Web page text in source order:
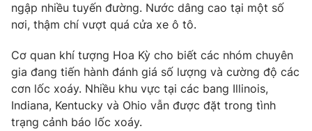
Giấy phép hoạt động báo in và báo điện tử số 483/GP-BTTTT
cấp ngày 29/12/2023
Tổng Biên tập:Vũ Thanh Thủy
Phó Tổng Biên tập:Nguyễn Thị Mỹ Hạnh, Phạm Quốc Thắng,
Nguyễn Trọng Ninh
Tổng đài VTV:024.38 355 931 - 024.38 355 932
Ðiện thoại Thời báo VTV:024.66 897 897
ngập nhiều tuyến đường. Nước dâng cao tại một số
nơi, thậm chí vượt quá cửa xe ô tô.
Cơ quan khí tượng Hoa Kỳ cho biết các nhóm chuyên
gia đang tiến hành đánh giá số lượng và cường độ các
cơn lốc xoáy. Nhiều khu vực tại các bang Illinois,
Indiana, Kentucky và Ohio vẫn được đặt trong tình
trạng cảnh báo lốc xoáy.